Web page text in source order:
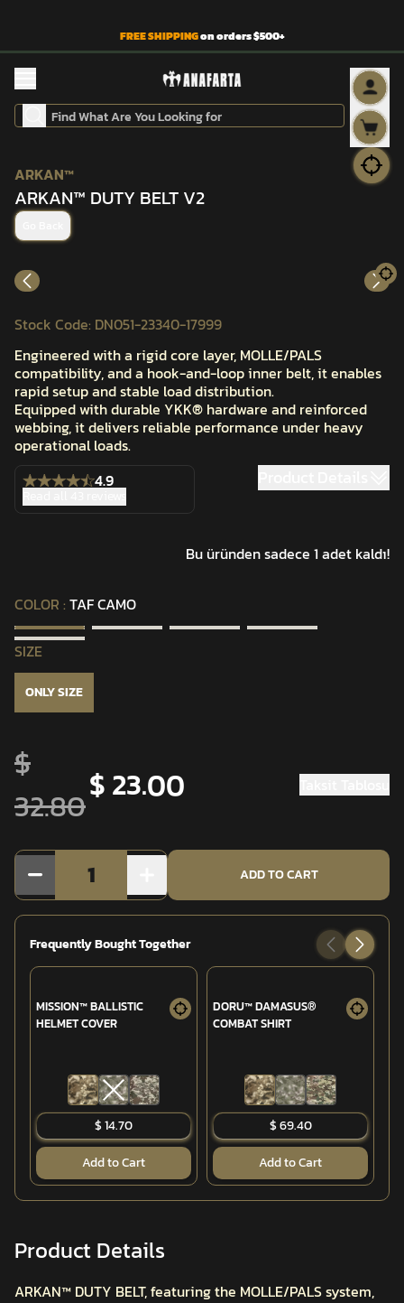
FREE SHIPPINGon orders $500+
ARKAN™
ARKAN™ DUTY BELT V2
Stock Code: DN051-23340-17999
Engineered with a rigid core layer, MOLLE/PALS
compatibility, and a hook-and-loop inner belt, it enables
rapid setup and stable load distribution.
Equipped with durable YKK® hardware and reinforced
webbing, it delivers reliable performance under heavy
operational loads.
4.9
Bu üründen sadece 1 adet kaldı!
COLOR : TAF CAMO
SIZE
ONLY SIZE
$
32.80$ 23.00
1 ADD TO CART
Frequently Bought Together
MISSION™ BALLISTIC
HELMET COVER
$ 14.70
Add to Cart
DORU™ DAMASUS®
COMBAT SHIRT
$ 69.40
Add to Cart
Product Details
ARKAN™ DUTY BELT, featuring the MOLLE/PALS system,